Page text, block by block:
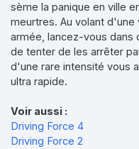
sème la panique en ville
meurtres. Au volant
armée, lancez-vous dans
de tenter de les arrêter
d'une rare intensité vous
ultra rapide.
Voir aussi :
Driving Force 4
Driving Force 2